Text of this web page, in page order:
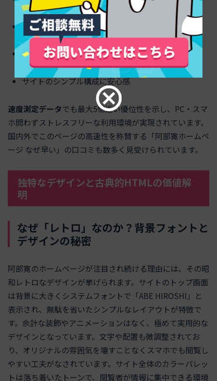
通信制限中でも普通に閲覧できる
表示の遅延やエラーがほとんどない
サイトのシンプル構成に安心感
速度測定データでも最大5倍近い優位性を示し、PC・スマ
ホ問わずストレスフリーな利用環境が実現されています。
国内外でこのページの高速性を称賛する「阿部寛ホームペ
ージ なぜ早い」の口コミも数多く見受けられています。
独特なデザインと古典的HTMLの価値解
明
なぜ「レトロ」なのか？背景フォントと
デザインの秘密
阿部寛のホームページが注目され続ける理由には、その昭
和レトロなデザインが挙げられます。サイトのトップ画面
は背景に大きくシステムフォントで「ABE HIROSHI」と
表示され、無駄を省いたシンプルなレイアウトが特徴で
す。余計な装飾やアニメーションはなく、極めて実用的な
デザインとなっています。文字や配置も微調整されてお
り、オリジナルの雰囲気を壊すことなくスマホでも閲覧し
やすい工夫がなされています。サイト全体のカラーパレッ
トは落ち着いたトーンで、閲覧者が情報に集中できる環境